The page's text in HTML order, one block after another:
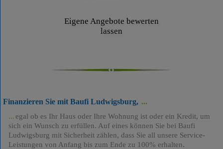
Eigene Angebote bewerten
lassen
Finanzieren Sie mit Baufi Ludwigsburg,
egal ob es Ihr Haus oder Ihre Wohnung ist oder ein Kredit, um
sich ein Wunsch zu erfüllen. Auf eines können Sie bei Baufi
Ludwigsburg mit Sicherheit zählen, dass Sie all unsere Service-
Leistungen von Anfang bis zum Ende zu 100% erhalten.